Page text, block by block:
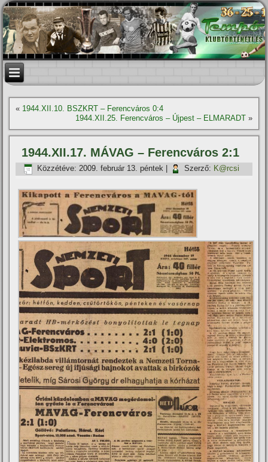
« 1944.XII.10. BSZKRT – Ferencváros 0:4
1944.XII.25. Ferencváros – Újpest – ELMARADT»
1944.XII.17. MÁVAG – Ferencváros 2:1
Közzétéve: 2009. február 13. péntek Szerző: K@rcsi